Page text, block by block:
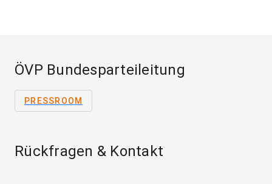
ÖVP Bundesparteileitung
PRESSROOM
Rückfragen & Kontakt